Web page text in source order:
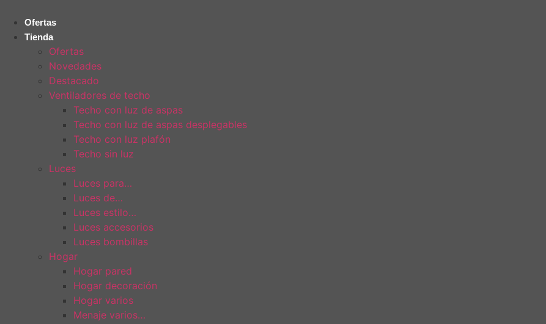
contenido
Ofertas
Tienda
Ofertas
Novedades
Destacado
Ventiladores de techo
Techo con luz de aspas
Techo con luz de aspas desplegables
Techo con luz plafón
Techo sin luz
Luces
Luces para…
Luces de…
Luces estilo…
Luces accesorios
Luces bombillas
Hogar
Hogar pared
Hogar decoración
Hogar varios
Menaje varios…